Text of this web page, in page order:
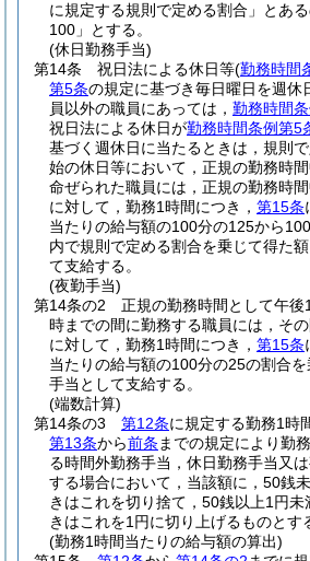
に規定する規則で定める割合」とあ
100」とする。
(休日勤務手当)
第14条
祝日法による休日等(勤務時間
第5条の規定に基づき毎日曜日を週休
員以外の職員にあっては， 勤務時間
祝日法による休日が勤務時間条例第5
基づく週休日に当たるときは，規則
始の休日等において，正規の勤務時
命ぜられた職員には，正規の勤務時
に対して，勤務1時間につき， 第15条
当たりの給与額の100分の125から
内で規則で定める割合を乗じて得た
て支給する。
(夜勤手当)
第14条の2
正規の勤務時間として午
時までの間に勤務する職員には，そ
に対して，勤務1時間につき， 第15条
当たりの給与額の100分の25の割合
手当として支給する。
(端数計算)
第14条の3
第12条に規定する勤務1時
第13条から前条 までの規定により勤
る時間外勤務手当，休日勤務手当又
する場合において，当該額に，50銭
きはこれを切り捨て，50銭以上1円未
きはこれを1円に切り上げるものとす
(勤務1時間当たりの給与額の算出)